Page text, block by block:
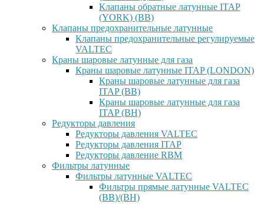
Клапаны обратные латунные ITAP
(YORK) (ВВ)
Клапаны предохранительные латунные
Клапаны предохранительные регулируемые
VALTEC
Краны шаровые латунные для газа
Краны шаровые латунные ITAP (LONDON)
Краны шаровые латунные для газа
ITAP (ВВ)
Краны шаровые латунные для газа
ITAP (ВН)
Редукторы давления
Редукторы давления VALTEC
Редукторы давления ITAP
Редукторы давление RBM
Фильтры латунные
Фильтры латунные VALTEC
Фильтры прямые латунные VALTEC
(ВВ)/(ВН)